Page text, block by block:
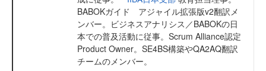
BABOKガイド アジャイル拡張版v2翻訳メ
ンバー。ビジネスアナリシス／BABOKの日
本での普及活動に従事。Scrum Alliance認定
Product Owner。SE4BS構築やQA2AQ翻訳
チームのメンバー。